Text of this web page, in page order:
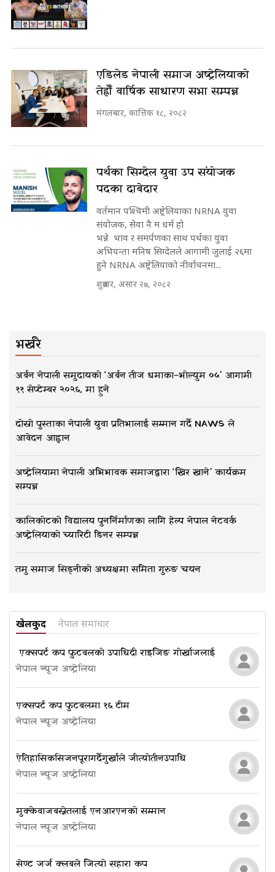
एडिलेड नेपाली समाज अष्ट्रेलियाको
तेह्रौँ वार्षिक साधारण सभा सम्पन्न
मंगलबार, कात्तिक १८, २०८२
पर्थका सिग्देल युवा उप संयोजक
पदका दाबेदार
वर्तमान पश्चिमी अष्ट्रेलियाका NRNA युवा
संयोजक, सेवा नै म धर्म हो
भन्ने भाव र समर्पणका साथ पर्थका युवा
अभियन्ता मनिष सिग्देलले आगामी जुलाई २६मा
हुने NRNA अष्ट्रेलियाको नीर्वाचनमा...
शुक्रबार, असार २७, २०८२
भर्खरै
अर्बन नेपाली समुदायको ‘अर्बन तीज धमाका–भोल्युम ०५’ आगामी
११ सेप्टेम्बर २०२६, मा हुने
दोस्रो पुस्ताका नेपाली युवा प्रतिभालाई सम्मान गर्दै NAWS ले
आवेदन आह्वान
अष्ट्रेलियामा नेपाली अभिभावक समाजद्वारा ‘खिर खाने’ कार्यक्रम
सम्पन्न
कालिकोटको विद्यालय पुनर्निर्माणका लागि हेल्प नेपाल नेटवर्क
अष्ट्रेलियाको च्यारिटी डिनर सम्पन्न
तमु समाज सिड्नीको अध्यक्षमा समिता गुरुङ चयन
खेलकुद नेपाल समाचार
​​​​​​​ एक्सपर्ट कप फुटबलको उपाधि दी राइजिङ गोर्खाजलाई
नेपाल न्यूज अष्ट्रेलिया
एक्सपर्ट कप फुटबलमा १६ टीम
नेपाल न्यूज अष्ट्रेलिया
ऐतिहासिक सिजन पूरा गर्दै गुर्खाले जीत्यो तीन उपाधि
नेपाल न्यूज अष्ट्रेलिया
मुक्केवाज बस्नेतलाई एनआरएनको सम्मान
नेपाल न्यूज अष्ट्रेलिया
सेण्ट जर्ज क्लबले जित्यो सहारा कप